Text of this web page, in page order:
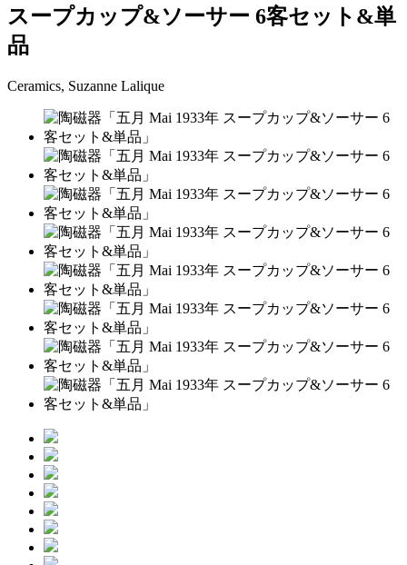
スープカップ&ソーサー 6客セット&単
品
Ceramics, Suzanne Lalique